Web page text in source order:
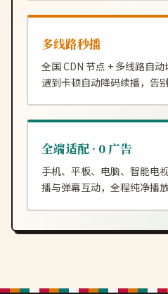
多线路秒播
全国 CDN 节点 + 多线路自动
遇到卡顿自动降码续播，告别
全端适配 · 0 广告
手机、平板、电脑、智能电
播与弹幕互动，全程纯净播